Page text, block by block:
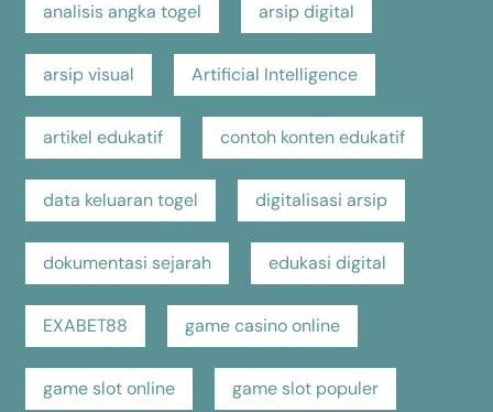
analisis angka togel arsip digital
arsip visual Artificial Intelligence
artikel edukatif contoh konten edukatif
data keluaran togel digitalisasi arsip
dokumentasi sejarah edukasi digital
EXABET88 game casino online
game slot online game slot populer